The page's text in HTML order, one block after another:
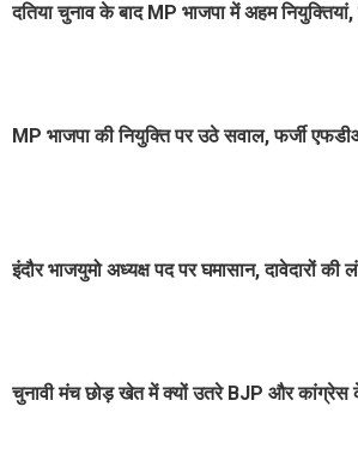
दतिया चुनाव के बाद MP भाजपा में अहम नियुक्तियां,
MP भाजपा की नियुक्ति पर उठे सवाल, फर्जी
इंदौर भाजयुमो अध्यक्ष पद पर घमासान, दावेदारों
चुनावी मंच छोड़ खेत में क्यों उतरे BJP और कांग्रेस